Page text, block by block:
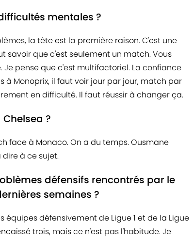
mentales ?
la tête est la première raison. C'est une
savoir que c'est seulement un match. Vous
pense que c'est multifactoriel. La confiance
à Monoprix, il faut voir jour par jour, match par
en difficulté. Il faut réussir à changer ça.
?
face à Monaco. On a du temps. Ousmane
dire à ce sujet.
défensifs rencontrés par le
semaines ?
équipes défensivement de Ligue 1 et de la Ligue
trois, mais ce n'est pas l'habitude. Je